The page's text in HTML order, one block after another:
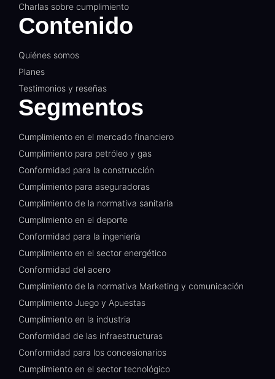
Charlas sobre cumplimiento
Contenido
Quiénes somos
Planes
Testimonios y reseñas
Segmentos
Cumplimiento en el mercado financiero
Cumplimiento para petróleo y gas
Conformidad para la construcción
Cumplimiento para aseguradoras
Cumplimiento de la normativa sanitaria
Cumplimiento en el deporte
Conformidad para la ingeniería
Cumplimiento en el sector energético
Conformidad del acero
Cumplimiento de la normativa Marketing y comunicación
Cumplimiento Juego y Apuestas
Cumplimiento en la industria
Conformidad de las infraestructuras
Conformidad para los concesionarios
Cumplimiento en el sector tecnológico